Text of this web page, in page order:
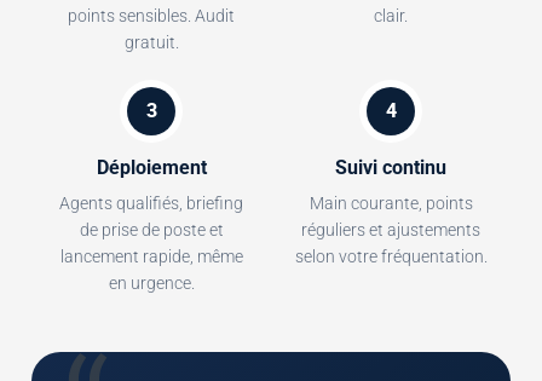
points sensibles. Audit
gratuit.
clair.
3
Déploiement
Agents qualifiés, briefing
de prise de poste et
lancement rapide, même
en urgence.
4
Suivi continu
Main courante, points
réguliers et ajustements
selon votre fréquentation.